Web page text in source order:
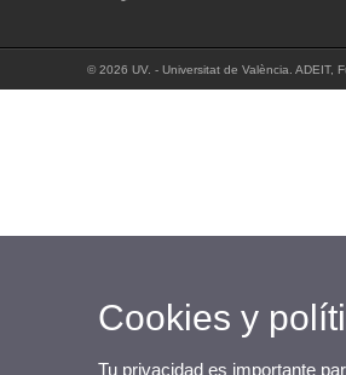
© 2026 UV. - Universitat de València. ADEIT,
Cookies y
Tu privacidad es importante